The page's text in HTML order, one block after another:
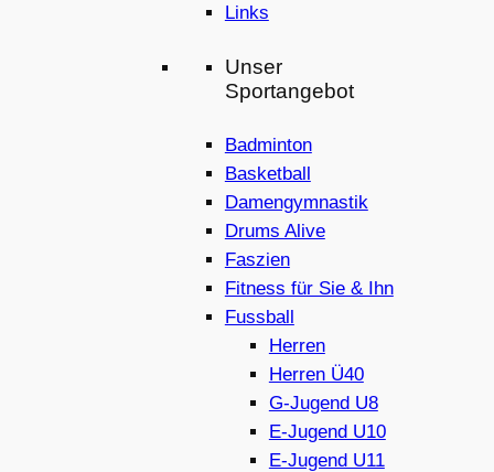
Links
Unser
Sportangebot
Badminton
Basketball
Damengymnastik
Drums Alive
Faszien
Fitness für Sie & Ihn
Fussball
Herren
Herren Ü40
G-Jugend U8
E-Jugend U10
E-Jugend U11